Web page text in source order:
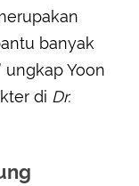
banyak
ungkap Yoon
di Dr.